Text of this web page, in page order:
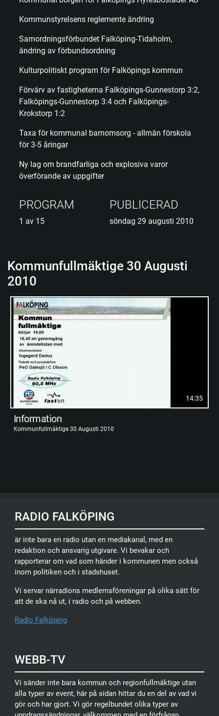
Kommunstyrelsens reglemente ändring
Samordningsförbundet Falköping-Tidaholm,
ändring av förbundsordning
Kulturpolitiskt program för Falköpings kommun
Förvärv av fastigheterna Falköpings-Gunnestorp 3:2,
Falköpings-Gunnestorp 3:4 och Falköpings-
Krokstorp 1:2
Taxa för kommunal barnomsorg - allmän förskola
för 3-5 åringar
Ny lag om brandfarliga och explosiva varor
överförande av uppgifter
PROGRAM
1 av 15
PUBLICERAD
söndag 29 augusti 2010
Kommunfullmäktige 30 Augusti
2010
14:35
Information
Kommunfullmäktige 30 Augusti 2010
RADIO FALKÖPING
är inte bara en radio utan en mediakanal, med en
redaktion och ansvarig utgivare. Vi bevakar och
rapporterar om vad som händer i kommunen men också
inom politiken och i stadshuset.
Vi servar närradions medlemsföreningar på olika sätt för
att de ska nå ut, i radio och på webben.
Radio Falköping
WEBB-TV
Vi sänder inte bara kommun och regionfullmäktige utan
alla typer av event, här på sidan hittar du en del av vad vi
gör och har gjort. Vi gör regelbundet olika typer av